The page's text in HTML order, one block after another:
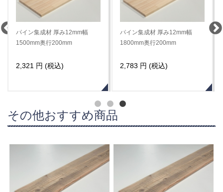
パイン集成材 厚み12mm幅
300mm奥行200mm
484 円 (税込)
パイン集成材 厚み12mm幅
600mm奥行200mm
935 円 (税込)
その他おすすめ商品